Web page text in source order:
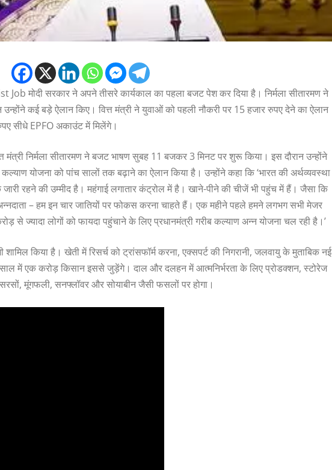
मोदी सरकार ने अपने तीसरे कार्यकाल का पहला बजट पेश कर दिया है। निर्मला सीतारमण ने
कई बड़े ऐलान किए। वित्त मंत्री ने युवाओं को पहली नौकरी पर 15 हजार रुपए देने का ऐलान
सीधे EPFO अकाउंट में मिलेंगे।
निर्मला सीतारमण ने बजट भाषण सुबह 11 बजकर 3 मिनट पर शुरू किया। इस दौरान उन्होंने
योजना को पांच सालों तक बढ़ाने का ऐलान किया है। उन्होंने कहा कि ‘भारत की अर्थव्यवस्था
रहने की उम्मीद है। महंगाई लगातार कंट्रोल में है। खाने-पीने की चीजें भी पहुंच में हैं। जैसा कि
– हम इन चार जातियों पर फोकस करना चाहते हैं। एक महीने पहले हमने लगभग सभी मेजर
से ज्यादा लोगों को फायदा पहुंचाने के लिए प्रधानमंत्री गरीब कल्याण अन्न योजना चल रही है।’
किया है। खेती में रिसर्च को ट्रांसफॉर्म करना, एक्सपर्ट की निगरानी, जलवायु के मुताबिक नई
में एक करोड़ किसान इससे जुड़ेंगे। दाल और दलहन में आत्मनिर्भरता के लिए प्रोडक्शन, स्टोरेज
मूंगफली, सनफ्लॉवर और सोयाबीन जैसी फसलों पर होगा।